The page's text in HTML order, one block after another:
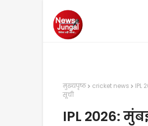
मुख्यपृष्ठ cricket news
IPL
सूची
IPL 2026: